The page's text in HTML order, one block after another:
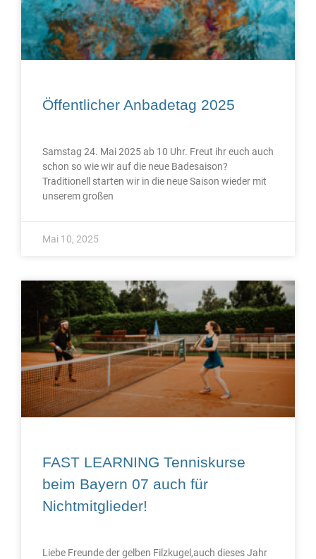
Öffentlicher Anbadetag 2025
Samstag 24. Mai 2025 ab 10 Uhr. Freut ihr euch auch
schon so wie wir auf die neue Badesaison?
Traditionell starten wir in die neue Saison wieder mit
unserem großen
Mai 10, 2025
FAST LEARNING Tenniskurse
beim Bayern 07 auch für
Nichtmitglieder!
Liebe Freunde der gelben Filzkugel,auch dieses Jahr